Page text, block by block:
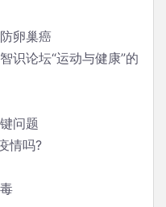
卵巢癌
论坛“运动与健康”的
问题
情吗?